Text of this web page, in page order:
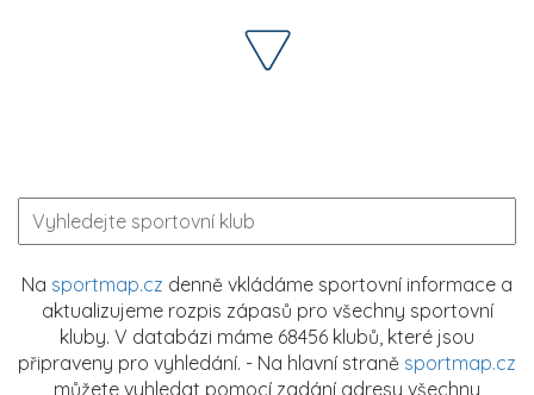
Na sportmap.cz denně vkládáme sportovní informace a
aktualizujeme rozpis zápasů pro všechny sportovní
kluby. V databázi máme 68456 klubů, které jsou
připraveny pro vyhledání. - Na hlavní straně sportmap.cz
můžete vyhledat pomocí zadání adresy všechny